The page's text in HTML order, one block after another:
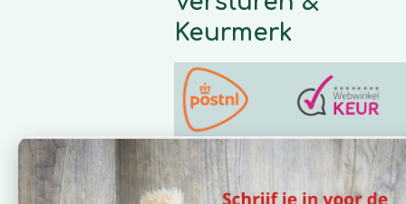
Keurmerk